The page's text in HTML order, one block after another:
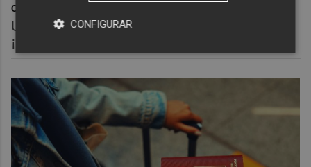
Corepunk MMORPG
Un verdadero MMORPG de la vieja escuela
¡Cómo los de antes, pero mejor!
CONFIGURAR